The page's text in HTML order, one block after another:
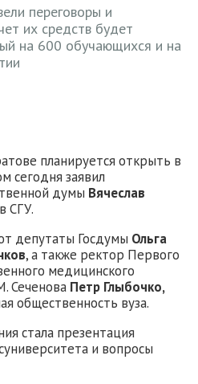
переговоры и
их средств будет
на 600 обучающихся и на
планируется открыть в
сегодня заявил
думы Вячеслав
СГУ.
депутаты Госдумы Ольга
, а также ректор Первого
медицинского
Сеченова Петр Глыбочко,
общественность вуза.
стала презентация
и вопросы